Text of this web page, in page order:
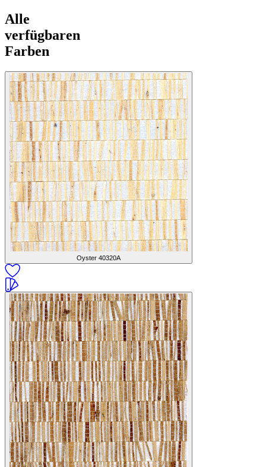
Alle
verfügbaren
Farben
Oyster 40320A